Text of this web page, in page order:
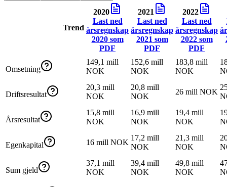
Trend
2020
Last ned
årsregnskap
2020som
PDF
2021
Last ned
årsregnskap
2021 som
PDF
2022
Last ned
årsregnskap
2022som
PDF
Omsetning
149,1 mill
NOK
152,6 mill
NOK
183,8 mill
NOK
Driftsresultat
20,3 mill
NOK
20,8 mill
NOK
26 mill NOK
Årsresultat
15,8 mill
NOK
16,9 mill
NOK
19,4 mill
NOK
Egenkapital 16 mill NOK
17,2 mill
NOK
21,3 mill
NOK
Sum gjeld
37,1 mill
NOK
39,4 mill
NOK
49,8 mill
NOK